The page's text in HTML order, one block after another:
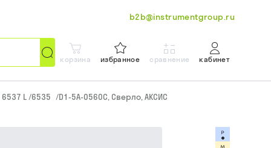
b2b@instrumentgroup.ru
корзина избранное сравнение кабинет
6537 L /6535 /D1-5A-0560C, Сверло, АКСИС